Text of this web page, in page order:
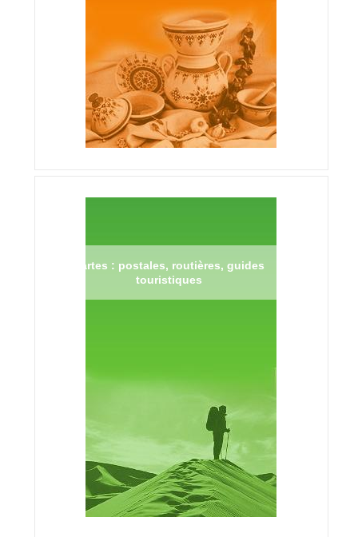
Cartes : postales, routières, guides
touristiques